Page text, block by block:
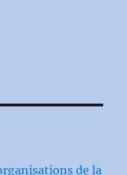
de la